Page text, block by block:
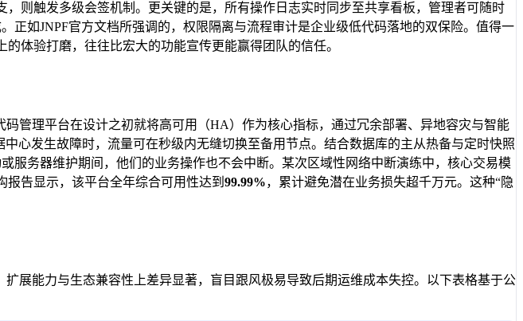
则触发多级会签机制。更关键的是，所有操作日志实时同步至共享看板，管理者可随时
正如JNPF官方文档所强调的，权限隔离与流程审计是企业级低代码落地的双保险。值得一
体验打磨，往往比宏大的功能宣传更能赢得团队的信任。
管理平台在设计之初就将高可用（HA）作为核心指标，通过冗余部署、异地容灾与智能
心发生故障时，流量可在秒级内无缝切换至备用节点。结合数据库的主从热备与定时快照
服务器维护期间，他们的业务操作也不会中断。某次区域性网络中断演练中，核心交易模
告显示，该平台全年综合可用性达到 99.99%，累计避免潜在业务损失超千万元。这种“隐
展能力与生态兼容性上差异显著，盲目跟风极易导致后期运维成本失控。以下表格基于公